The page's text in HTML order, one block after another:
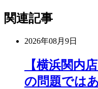
関連記事
2026年08月9日
【横浜関内
の問題では